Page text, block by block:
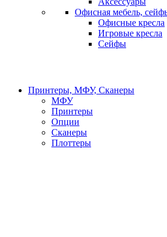
Офисная мебель,
Офисные кресла
Игровые кресла
Сейфы
Принтеры, МФУ, Сканеры
МФУ
Принтеры
Опции
Сканеры
Плоттеры